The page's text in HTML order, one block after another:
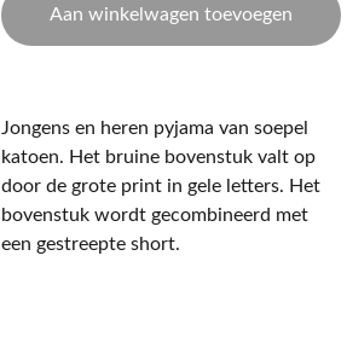
Aan winkelwagen toevoegen
Jongens en heren pyjama van soepel
katoen. Het bruine bovenstuk valt op
door de grote print in gele letters. Het
bovenstuk wordt gecombineerd met
een gestreepte short.